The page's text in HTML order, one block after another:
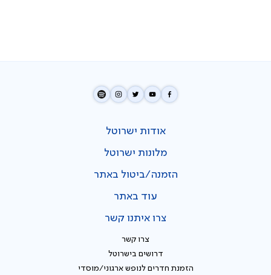
אודות ישרוטל
מלונות ישרוטל
הזמנה/ביטול באתר
עוד באתר
צרו איתנו קשר
צרו קשר
דרושים בישרוטל
הזמנת חדרים לנופש ארגוני/מוסדי